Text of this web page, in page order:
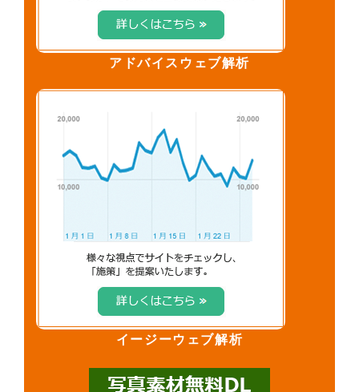
アドバイスウェブ解析
イージーウェブ解析